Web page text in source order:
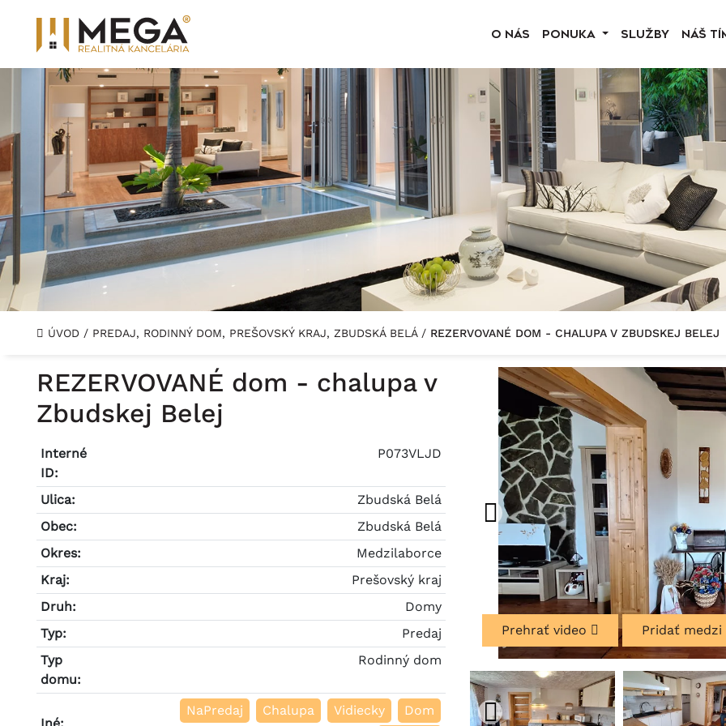
O NÁS PONUKA SLUŽBY NÁŠ
ÚVOD / PREDAJ, RODINNÝ DOM, PREŠOVSKÝ KRAJ, ZBUDSKÁ BELÁ / REZERVOVANÉ DOM - CHALUPA V ZBUDSKEJ BELEJ
REZERVOVANÉ dom - chalupa v
Zbudskej Belej
Interné
ID:
P073VLJD
Ulica:
Zbudská Belá
Obec:
Zbudská Belá
Okres:
Medzilaborce
Kraj:
Prešovský kraj
Druh:
Domy
Typ:
Predaj
Typ
domu:
Rodinný dom
NaPredaj Chalupa Vidiecky Dom
Prehrať video Pridať